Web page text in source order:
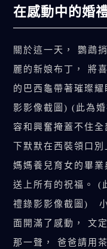
在感動中的婚
關於這一天， 鸚鵡
麗的新娘布丁， 將
的巴西龜帶著璀璨
影影像截圖) (此為
容和興奮掩蓋不住
下默默在西裝領口
媽媽養兒育女的畢
送上所有的祝福。 (
禮錄影影像截圖)
面開滿了感動， 文
那一聲， 爸爸請用